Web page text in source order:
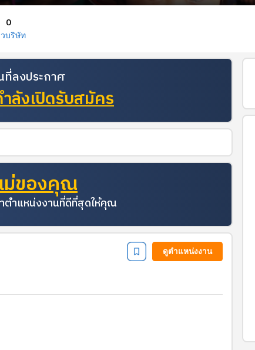
0
บริษัท
ลงประกาศ
ลังเปิดรับสมัคร
ม่ของคุณ
ำตำแหน่งงานที่ดีที่สุดให้คุณ
ดูตำแหน่งงาน